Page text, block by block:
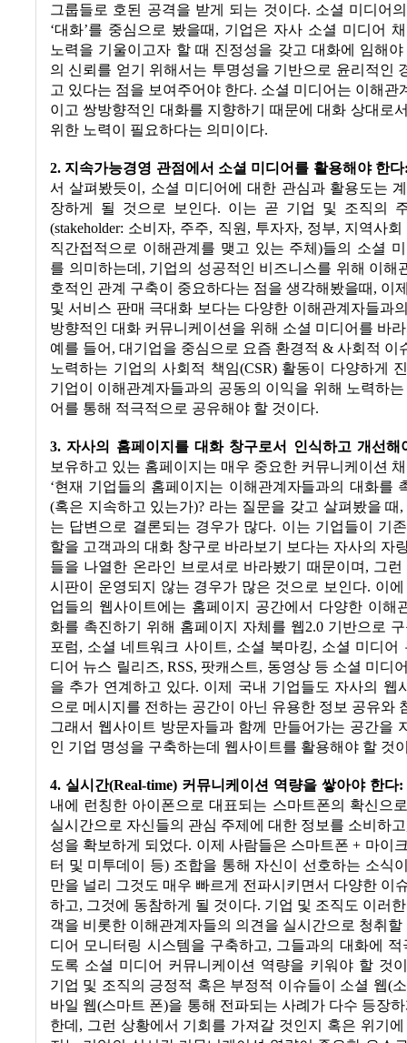
그룹들로 호된 공격을 받게 되는 것이다. 소셜 미디어
‘대화’를 중심으로 봤을때 , 기업은 자사 소셜 미디어
노력을 기울이고자 할 때 진정성을 갖고 대화에 임해
의 신뢰를 얻기 위해서는 투명성을 기반으로 윤리적인
고 있다는 점을 보여주어야 한다. 소셜 미디어는 이해관
이고 쌍방향적인 대화를 지향하기 때문에 대화 상대로
위한 노력이 필요하다는 의미이다.
2. 지속가능경영 관점에서 소셜 미디어를 활용해야 한다
서 살펴봤듯이 , 소셜 미디어에 대한 관심과 활용도는
장하게 될 것으로 보인다. 이는 곧 기업 및 조직의
(stakeholder: 소비자, 주주, 직원, 투자자, 정부, 지역사
직간접적으로 이해관계를 맺고 있는 주체)들의 소셜
를 의미하는데 , 기업의 성공적인 비즈니스를 위해 이해
호적인 관계 구축이 중요하다는 점을 생각해봤을때 , 이
및 서비스 판매 극대화 보다는 다양한 이해관계자들과
방향적인 대화 커뮤니케이션을 위해 소셜 미디어를 바
예를 들어 , 대기업을 중심으로 요즘 환경적 & 사회적 이
노력하는 기업의 사회적 책임(CSR) 활동이 다양하게
기업이 이해관계자들과의 공동의 이익을 위해 노력하
어를 통해 적극적으로 공유해야 할 것이다.
3.자사의 홈페이지를 대화 창구로서 인식하고 개선해
보유하고 있는 홈페이지는 매우 중요한 커뮤니케이션
‘현재 기업들의 홈페이지는 이해관계자들과의 대화를
(혹은 지속하고 있는가)? 라는 질문을 갖고 살펴봤을 때 ,
는 답변으로 결론되는 경우가 많다. 이는 기업들이 기
할을 고객과의 대화 창구로 바라보기 보다는 자사의 자
들을 나열한 온라인 브로셔로 바라봤기 때문이며 , 그런
시판이 운영되지 않는 경우가 많은 것으로 보인다. 이
업들의 웹사이트에는 홈페이지 공간에서 다양한 이해
화를 촉진하기 위해 홈페이지 자체를 웹2.0 기반으로
포럼, 소셜 네트워크 사이트, 소셜 북마킹, 소셜 미디어
디어 뉴스 릴리즈, RSS, 팟캐스트, 동영상 등 소셜 미디
을 추가 연계하고 있다. 이제 국내 기업들도 자사의 웹
으로 메시지를 전하는 공간이 아닌 유용한 정보 공유와
그래서 웹사이트 방문자들과 함께 만들어가는 공간을
인 기업 명성을 구축하는데 웹사이트를 활용해야 할 것
4. 실시간(Real-time) 커뮤니케이션 역량을 쌓아야 한다:
내에 런칭한 아이폰으로 대표되는 스마트폰의 확신으
실시간으로 자신들의 관심 주제에 대한 정보를 소비하고
성을 확보하게 되었다. 이제 사람들은 스마트폰 + 마이
터 및 미투데이 등) 조합을 통해 자신이 선호하는 소식
만을 널리 그것도 매우 빠르게 전파시키면서 다양한 이
하고, 그것에 동참하게 될 것이다. 기업 및 조직도 이러
객을 비롯한 이해관계자들의 의견을 실시간으로 청취할
디어 모니터링 시스템을 구축하고, 그들과의 대화에
도록 소셜 미디어 커뮤니케이션 역량을 키워야 할 것
기업 및 조직의 긍정적 혹은 부정적 이슈들이 소셜 웹(
바일 웹(스마트 폰)을 통해 전파되는 사례가 다수 등장
한데 , 그런 상황에서 기회를 가져갈 것인지 혹은 위기